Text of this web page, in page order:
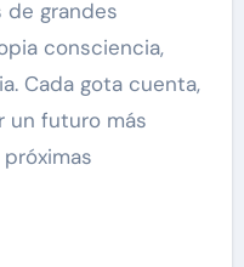
de grandes
consciencia,
Cada gota cuenta,
un futuro más